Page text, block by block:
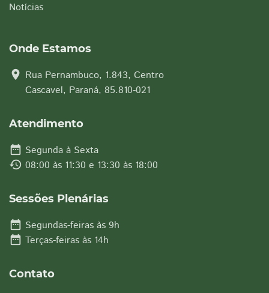
Notícias
Onde Estamos
location_on Rua Pernambuco, 1.843, Centro
Cascavel, Paraná, 85.810-021
Atendimento
date_range Segunda à Sexta
history 08:00 às 11:30 e 13:30 às 18:00
Sessões Plenárias
date_range Segundas-feiras às 9h
date_range Terças-feiras às 14h
Contato